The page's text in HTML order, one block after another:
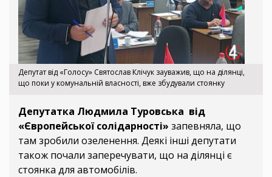
Депутат від «Голосу» Святослав Клічук зауважив, що на ділянці,
що поки у комунальній власності, вже збудували стоянку
Депутатка Людмила Туровська від
«Європейської солідарності» запевняла, що
там зробили озеленення. Деякі інші депутати
також почали заперечувати, що на ділянці є
стоянка для автомобілів.